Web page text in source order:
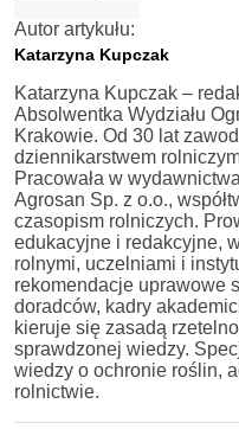
Autor artykułu:
Katarzyna Kupczak
Katarzyna Kupczak –
Absolwentka Wydziału
Krakowie. Od 30 lat
dziennikarstwem
Pracowała w
Agrosan Sp. z o.o.,
czasopism rolniczych.
edukacyjne i redakcyjne,
rolnymi, uczelniami i
rekomendacje uprawowe
doradców, kadry
kieruje się zasadą
sprawdzonej wiedzy.
wiedzy o ochronie roślin,
rolnictwie.